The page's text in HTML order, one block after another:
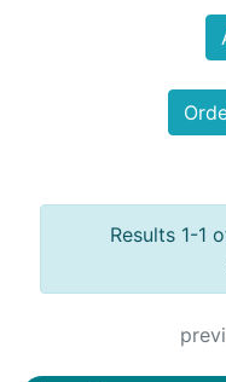
Results 1-1